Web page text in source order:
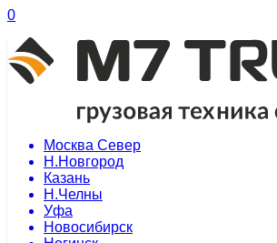
0
Москва Север
Н.Новгород
Казань
Н.Челны
Уфа
Новосибирск